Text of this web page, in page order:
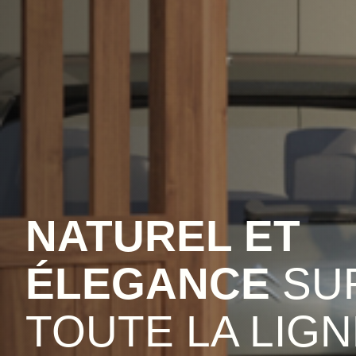
NATUREL ET
ÉLEGANCE
TOUTE LA